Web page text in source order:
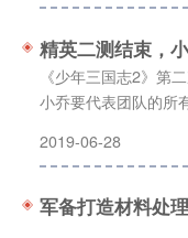
精英二测结束，
《少年三国志2》第
小乔要代表团队的所
2019-06-28
军备打造材料处